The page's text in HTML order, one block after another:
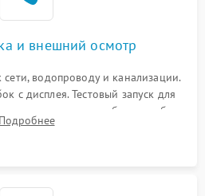
и внешний осмотр
водопроводу и канализации.
с дисплея. Тестовый запуск для
протечек или сбоев в работе
модуля управления.
Подробнее